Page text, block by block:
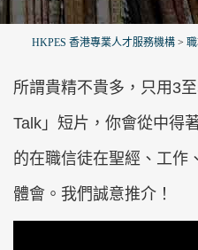
HKPES 香港專業人才服務機構 >
所謂貴精不貴多，只用3
Talk」短片，你會從中得
的在職信徒在聖經、工作
體會。我們誠意推介！